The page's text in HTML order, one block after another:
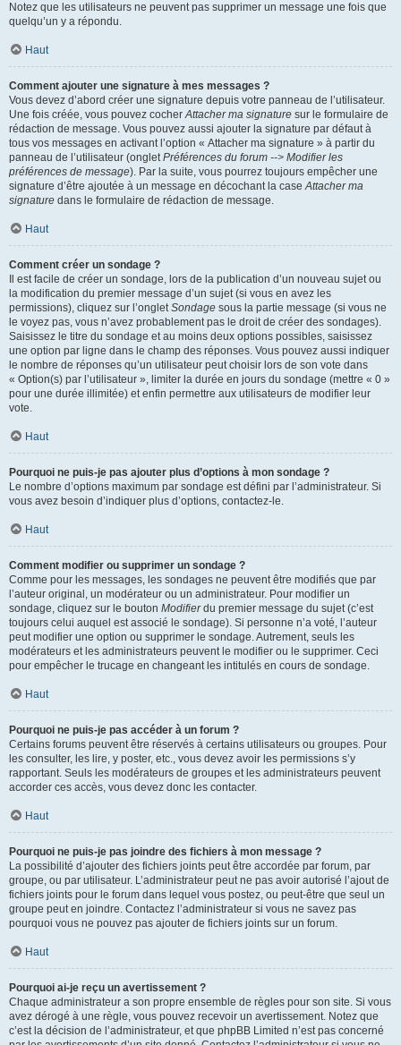
Notez que les utilisateurs ne peuvent pas supprimer un message une fois que
quelqu’un y a répondu.
Haut
Comment ajouter une signature à mes messages ?
Vous devez d’abord créer une signature depuis votre panneau de l’utilisateur.
Une fois créée, vous pouvez cocherAttacher ma signature sur le formulaire de
rédaction de message. Vous pouvez aussi ajouter la signature par défaut à
tous vos messages en activant l’option « Attacher ma signature » à partir du
panneau de l’utilisateur (ongletPréférences du forum --> Modifier les
préférences de message). Par la suite, vous pourrez toujours empêcher une
signature d’être ajoutée à un message en décochant la caseAttacher ma
signature dans le formulaire de rédaction de message.
Haut
Comment créer un sondage ?
Il est facile de créer un sondage, lors de la publication d’un nouveau sujet ou
la modification du premier message d’un sujet (si vous en avez les
permissions), cliquez sur l’ongletSondage sous la partie message (si vous ne
le voyez pas, vous n’avez probablement pas le droit de créer des sondages).
Saisissez le titre du sondage et au moins deux options possibles, saisissez
une option par ligne dans le champ des réponses. Vous pouvez aussi indiquer
le nombre de réponses qu’un utilisateur peut choisir lors de son vote dans
« Option(s) par l’utilisateur », limiter la durée en jours du sondage (mettre « 0 »
pour une durée illimitée) et enfin permettre aux utilisateurs de modifier leur
vote.
Haut
Pourquoi ne puis-je pas ajouter plus d’options à mon sondage ?
Le nombre d’options maximum par sondage est défini par l’administrateur. Si
vous avez besoin d’indiquer plus d’options, contactez-le.
Haut
Comment modifier ou supprimer un sondage ?
Comme pour les messages, les sondages ne peuvent être modifiés que par
l’auteur original, un modérateur ou un administrateur. Pour modifier un
sondage, cliquez sur le bouton Modifierdu premier message du sujet (c’est
toujours celui auquel est associé le sondage). Si personne n’a voté, l’auteur
peut modifier une option ou supprimer le sondage. Autrement, seuls les
modérateurs et les administrateurs peuvent le modifier ou le supprimer. Ceci
pour empêcher le trucage en changeant les intitulés en cours de sondage.
Haut
Pourquoi ne puis-je pas accéder à un forum ?
Certains forums peuvent être réservés à certains utilisateurs ou groupes. Pour
les consulter, les lire, y poster, etc., vous devez avoir les permissions s’y
rapportant. Seuls les modérateurs de groupes et les administrateurs peuvent
accorder ces accès, vous devez donc les contacter.
Haut
Pourquoi ne puis-je pas joindre des fichiers à mon message ?
La possibilité d’ajouter des fichiers joints peut être accordée par forum, par
groupe, ou par utilisateur. L’administrateur peut ne pas avoir autorisé l’ajout de
fichiers joints pour le forum dans lequel vous postez, ou peut-être que seul un
groupe peut en joindre. Contactez l’administrateur si vous ne savez pas
pourquoi vous ne pouvez pas ajouter de fichiers joints sur un forum.
Haut
Pourquoi ai-je reçu un avertissement ?
Chaque administrateur a son propre ensemble de règles pour son site. Si vous
avez dérogé à une règle, vous pouvez recevoir un avertissement. Notez que
c’est la décision de l’administrateur, et que phpBB Limited n’est pas concerné